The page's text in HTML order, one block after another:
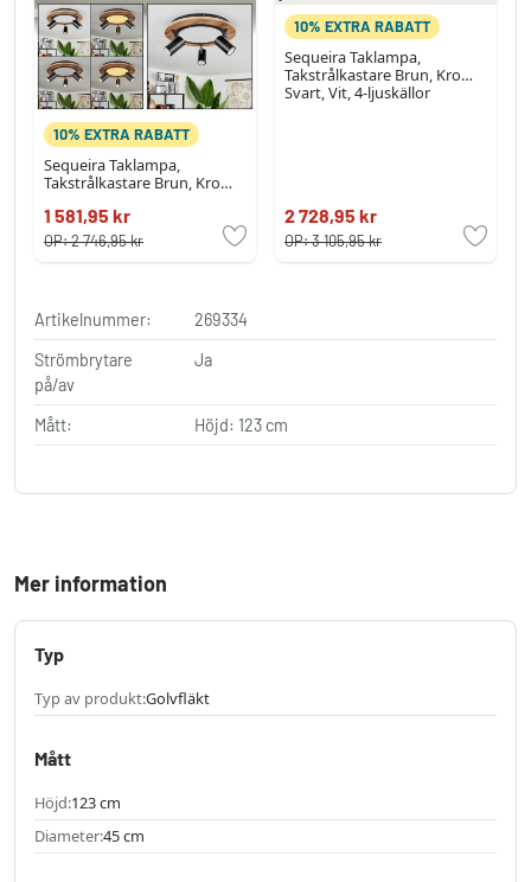
10% EXTRA RABATT
Sequeira Taklampa,
Takstrålkastare Brun, Krom,
1 581,95 kr
OP:2 746,95 kr
10% EXTRA RABATT
Sequeira Taklampa,
Takstrålkastare Brun, Krom,
Svart, Vit, 4-ljuskällor
2 728,95 kr
OP:3 105,95 kr
Artikelnummer:
269334
Strömbrytare
på/av
Ja
Mått: Höjd: 123 cm
Mer information
Typ
Typ av produkt:Golvfläkt
Mått
Höjd:123 cm
Diameter:45 cm